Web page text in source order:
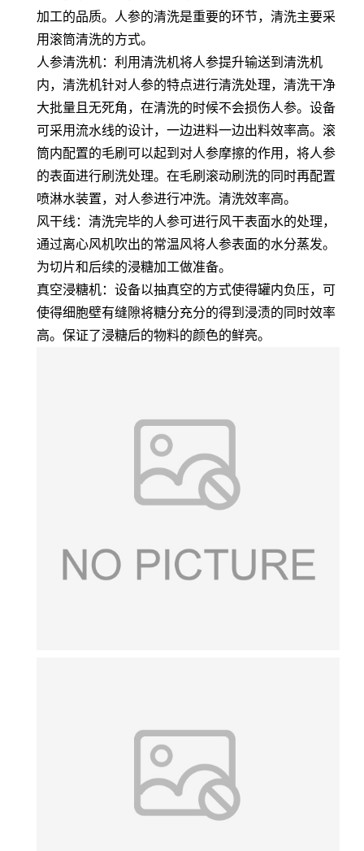
加工的品质。人参的清洗是重要的环节，清洗主要采
用滚筒清洗的方式。
人参清洗机：利用清洗机将人参提升输送到清洗机
内，清洗机针对人参的特点进行清洗处理，清洗干净
大批量且无死角，在清洗的时候不会损伤人参。设备
可采用流水线的设计，一边进料一边出料效率高。滚
筒内配置的毛刷可以起到对人参摩擦的作用，将人参
的表面进行刷洗处理。在毛刷滚动刷洗的同时再配置
喷淋水装置，对人参进行冲洗。清洗效率高。
风干线：清洗完毕的人参可进行风干表面水的处理，
通过离心风机吹出的常温风将人参表面的水分蒸发。
为切片和后续的浸糖加工做准备。
真空浸糖机：设备以抽真空的方式使得罐内负压，可
使得细胞壁有缝隙将糖分充分的得到浸渍的同时效率
高。保证了浸糖后的物料的颜色的鲜亮。